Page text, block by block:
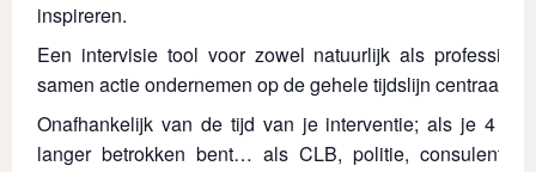
inspireren.
Een intervisie tool voor zowel natuurlijk als
samen actie ondernemen op de gehele tijdslijn centraal
Onafhankelijk van de tijd van je interventie; als je 4
langer betrokken bent… als CLB, politie, consulent,